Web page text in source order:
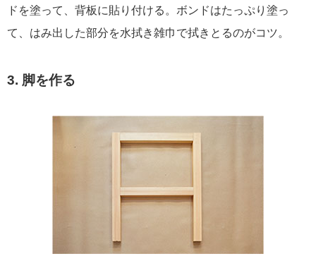
ドを塗って、背板に貼り付ける。ボンドはたっぷり塗っ
て、はみ出した部分を水拭き雑巾で拭きとるのがコツ。
3. 脚を作る